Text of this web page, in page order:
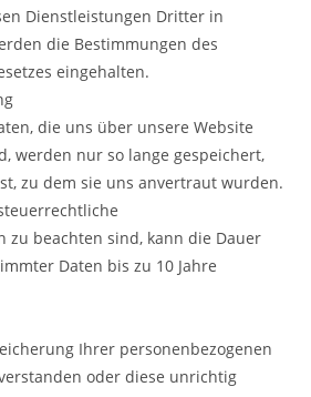
Dienstleistungen Dritter in
die Bestimmungen des
eingehalten.
die uns über unsere Website
werden nur so lange gespeichert,
zu dem sie uns anvertraut wurden.
zu beachten sind, kann die Dauer
Daten bis zu 10 Jahre
Ihrer personenbezogenen
oder diese unrichtig